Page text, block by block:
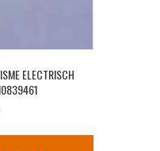
ELECTRISCH